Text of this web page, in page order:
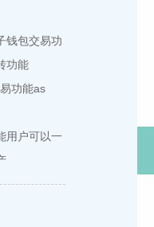
钱包交易功
功能
功能as
用户可以一